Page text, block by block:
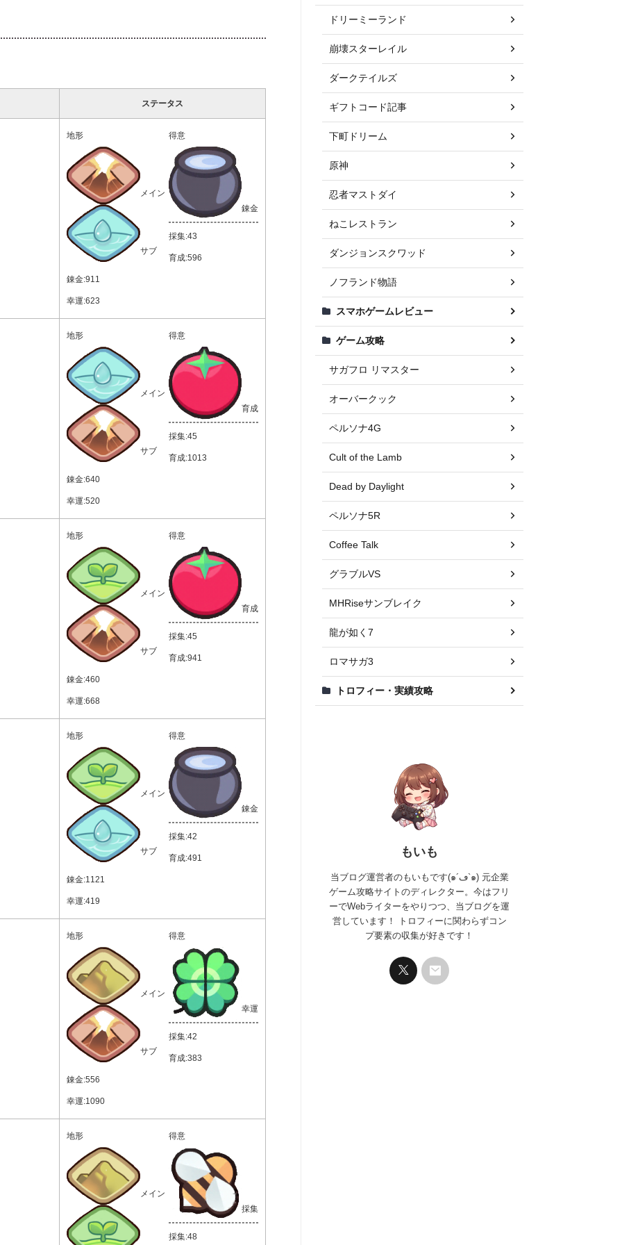
ステータス
地形
メイン
サブ
得意
錬金
採集:43
育成:596
錬金:911
幸運:623
地形
メイン
サブ
得意
育成
採集:45
育成:1013
錬金:640
幸運:520
地形
メイン
サブ
得意
育成
採集:45
育成:941
錬金:460
幸運:668
地形
メイン
サブ
得意
錬金
採集:42
育成:491
錬金:1121
幸運:419
地形
メイン
サブ
得意
幸運
採集:42
育成:383
錬金:556
幸運:1090
地形
メイン
得意
採集
採集:48
ドリーミーランド
崩壊スターレイル
ダークテイルズ
ギフトコード記事
下町ドリーム
原神
忍者マストダイ
ねこレストラン
ダンジョンスクワッド
ノフランド物語
スマホゲームレビュー
ゲーム攻略
サガフロ リマスター
オーバークック
ペルソナ4G
Cult of the Lamb
Dead by Daylight
ペルソナ5R
Coffee Talk
グラブルVS
MHRiseサンブレイク
龍が如く7
ロマサガ3
トロフィー・実績攻略
もいも
当ブログ運営者のもいもです(๑´ڡ`๑) 元企業
ゲーム攻略サイトのディレクター。今はフリ
ーでWebライターをやりつつ、当ブログを運
営しています！ トロフィーに関わらずコン
プ要素の収集が好きです！